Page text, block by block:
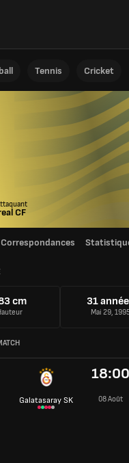
Tennis Cricket
CF
Correspondances
cm 31
Mai 29, 1995
Galatasaray SK
18:00
08 Août